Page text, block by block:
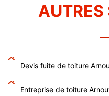
AUTRES
Devis fuite de toiture
Entreprise de toiture